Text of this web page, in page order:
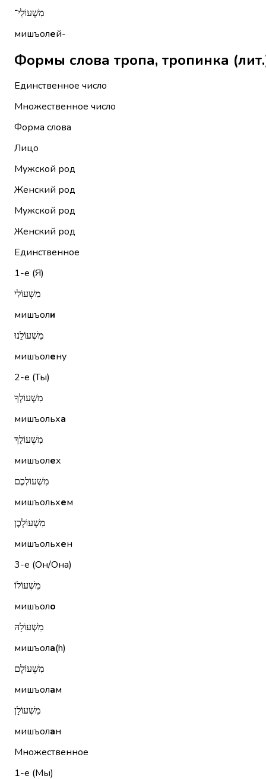
מִשְׁעוֹלֵי־
мишъолей-
Единственное число
Множественное число
Форма слова
Лицо
Мужской род
Женский род
Мужской род
Женский род
Единственное
1-е (Я)
מִשְׁעוֹלִי
мишъоли
מִשְׁעוֹלֵנוּ
мишъолену
2-е (Ты)
מִשְׁעוֹלְךָ
мишъольха
מִשְׁעוֹלֵךְ
мишъолех
מִשְׁעוֹלְכֶם
мишъольхем
מִשְׁעוֹלְכֶן
мишъольхен
3-е (Он/Она)
מִשְׁעוֹלוֹ
мишъоло
מִשְׁעוֹלָהּ
мишъола(h)
מִשְׁעוֹלָם
мишъолам
מִשְׁעוֹלָן
мишъолан
Множественное
1-е (Мы)